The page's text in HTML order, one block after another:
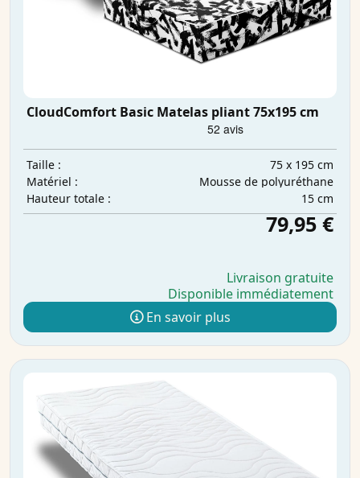
CloudComfort Basic Matelas pliant 75x195 cm
Taille :
75 x 195 cm
Matériel :
Mousse de polyuréthane
Hauteur totale :
15 cm
79,95 €
Livraison gratuite
Disponible immédiatement
En savoir plus